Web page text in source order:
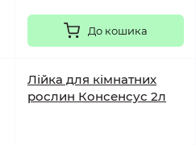
До кошика
Лійка для кімнатних
рослин Консенсус 2л